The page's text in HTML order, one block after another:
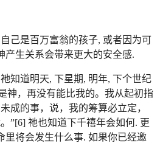
己是百万富翁的孩子, 或者因为可
产生关系会带来更大的安全感.
知道明天, 下星期, 明年, 下个世纪
神，再没有能比我的。我从起初指
成的事，说，我的筹算必立定，
”[6] 祂也知道下千禧年会如何. 更
里将会发生什么事. 如果你已经邀